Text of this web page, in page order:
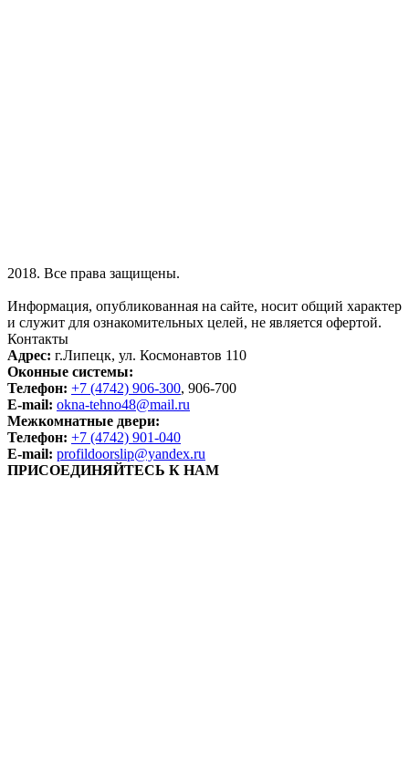
2018. Все права защищены.
Информация, опубликованная на сайте, носит общий характер
и служит для ознакомительных целей, не является офертой.
Контакты
Адрес: г.Липецк, ул. Космонавтов 110
Оконные системы:
Телефон: +7 (4742) 906-300, 906-700
E-mail: okna-tehno48@mail.ru
Межкомнатные двери:
Телефон: +7 (4742) 901-040
E-mail: profildoorslip@yandex.ru
ПРИСОЕДИНЯЙТЕСЬ К НАМ